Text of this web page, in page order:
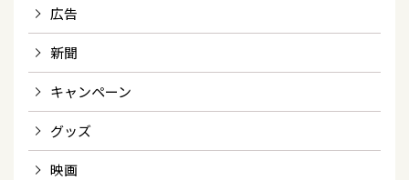
広告
新聞
キャンペーン
グッズ
映画